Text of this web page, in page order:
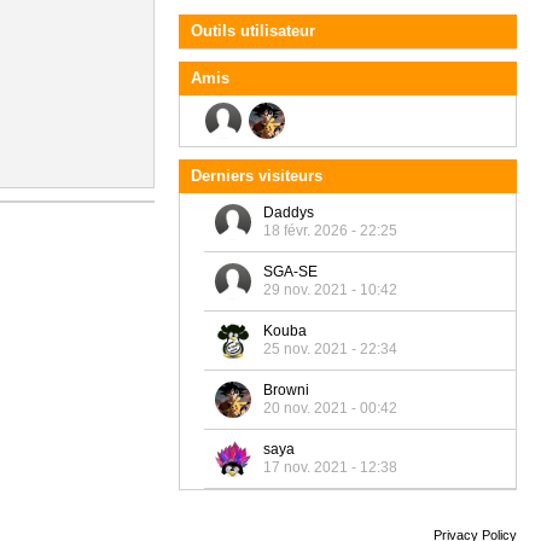
Outils utilisateur
Amis
Derniers visiteurs
Daddys
18 févr. 2026 - 22:25
SGA-SE
29 nov. 2021 - 10:42
Kouba
25 nov. 2021 - 22:34
Browni
20 nov. 2021 - 00:42
saya
17 nov. 2021 - 12:38
Privacy Policy